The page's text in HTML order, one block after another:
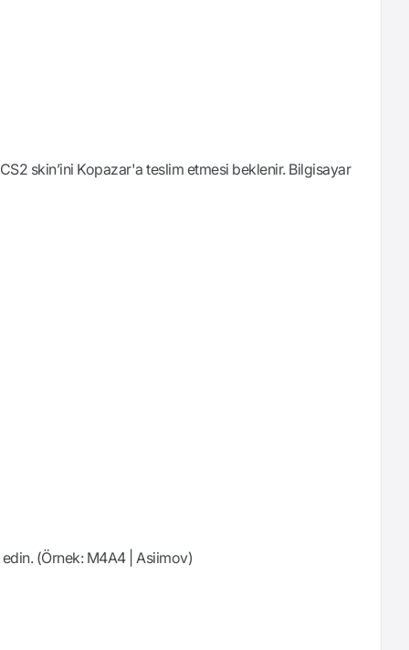
CS2 skin’ini Kopazar'a teslim etmesi beklenir. Bilgisayar
edin. (Örnek: M4A4 | Asiimov)